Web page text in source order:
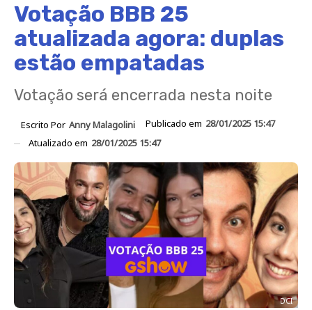
Votação BBB 25
atualizada agora: duplas
estão empatadas
Votação será encerrada nesta noite
Escrito Por Anny Malagolini Publicado em 28/01/2025 15:47
Atualizado em 28/01/2025 15:47
DCI